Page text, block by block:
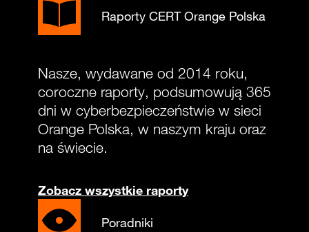
Raporty CERT Orange Polska
Nasze, wydawane od 2014 roku,
coroczne raporty, podsumowują 365
dni w cyberbezpieczeństwie w sieci
Orange Polska, w naszym kraju oraz
na świecie.
Zobacz wszystkie raporty
Poradniki